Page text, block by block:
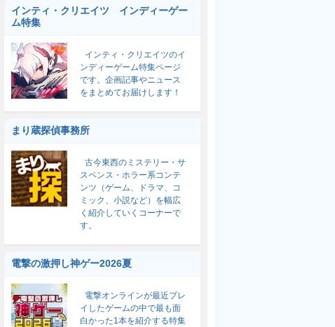
インティ・クリエイツ インディーゲー
ム特集
インティ・クリエイツのイ
ンディーゲーム特集ページ
です。企画記事やニュース
をまとめてお届けします！
まり蔵探偵事務所
古今東西のミステリー・サ
スペンス・ホラー系コンテ
ンツ（ゲーム、ドラマ、コ
ミック、小説など）を幅広
く紹介していくコーナーで
す。
電撃の激押し神ゲー2026夏
電撃オンラインが最近プレ
イしたゲームの中で最も面
白かった1本を紹介する特集